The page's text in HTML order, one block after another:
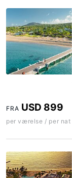
FRA USD 899
per værelse / per nat